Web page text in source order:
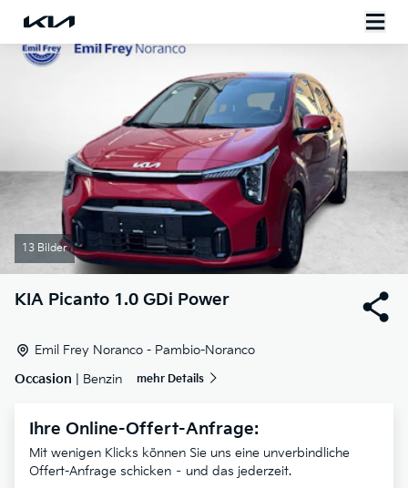
13 Bilder
KIA Picanto 1.0 GDi Power
Emil Frey Noranco - Pambio-Noranco
Occasion | Benzin mehr Details
Ihre Online-Offert-Anfrage:
Mit wenigen Klicks können Sie uns eine unverbindliche
Offert-Anfrage schicken – und das jederzeit.